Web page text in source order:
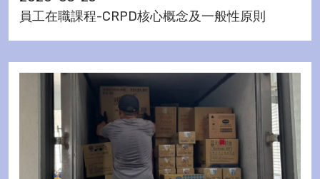
員工在職課程-CRPD核心概念及一般性原則